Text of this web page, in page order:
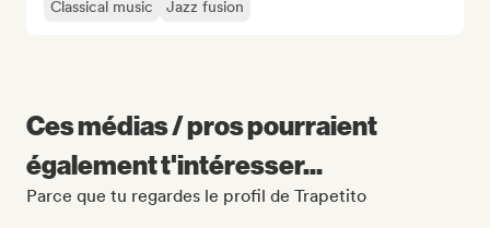
Classical music Jazz fusion
Ces médias / pros pourraient
également t'intéresser...
Parce que tu regardes le profil de Trapetito